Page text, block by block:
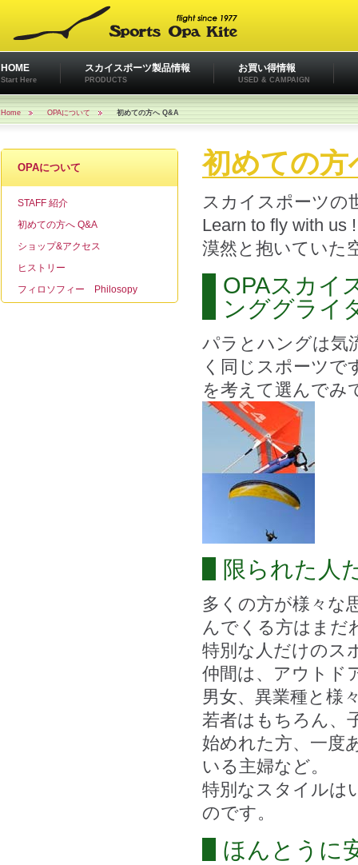
HOME
Start Here
スカイスポーツ製品情報
PRODUCTS
お買い得情報
USED & CAMPAIGN
Home OPAについて 初めての方へ Q&A
OPAについて
STAFF 紹介
初めての方へ Q&A
ショップ&アクセス
ヒストリー
フィロソフィー Philosopy
初めての
スカイスポーツ
Learn to fly with us !
漠然と抱いていた
OPAスカイ
ンググライ
パラとハングは気
く同じスポーツで
を考えて選んでみ
限られた人
多くの方が様々な
んでくる方はまだ
特別な人だけのス
仲間は、アウトド
男女、異業種と様
若者はもちろん、
始めれた方、一度
いる主婦など。
特別なスタイルは
のです。
ほんとうに